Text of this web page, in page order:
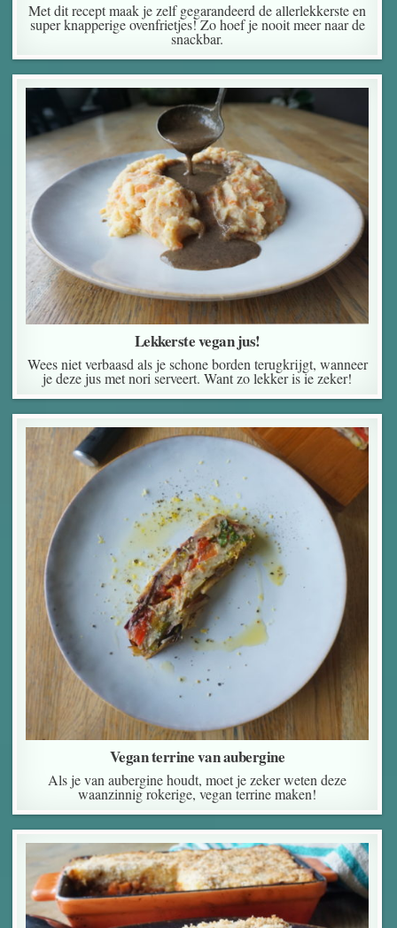
Met dit recept maak je zelf gegarandeerd de allerlekkerste en
super knapperige ovenfrietjes! Zo hoef je nooit meer naar de
snackbar.
Lekkerste vegan jus!
Wees niet verbaasd als je schone borden terugkrijgt, wanneer
je deze jus met nori serveert. Want zo lekker is ie zeker!
Vegan terrine van aubergine
Als je van aubergine houdt, moet je zeker weten deze
waanzinnig rokerige, vegan terrine maken!